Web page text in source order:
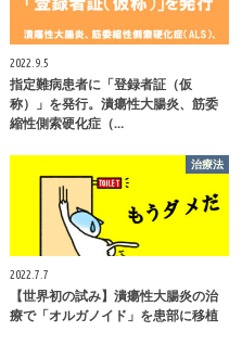
2022.9.5
指定難病患者に「登録者証（仮
称）」を発行。潰瘍性大腸炎、筋委
縮性側索硬化症（…
治療法
2022.7.7
【世界初の試み】潰瘍性大腸炎の治
療で「オルガノイド」を患部に移植